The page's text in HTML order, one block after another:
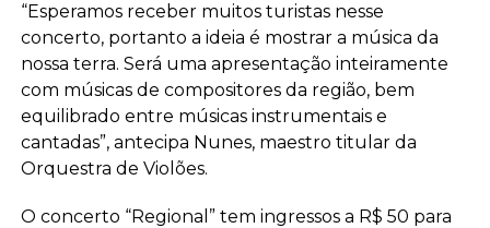
“Esperamos receber muitos turistas nesse
concerto, portanto a ideia é mostrar a música da
nossa terra. Será uma apresentação inteiramente
com músicas de compositores da região, bem
equilibrado entre músicas instrumentais e
cantadas”, antecipa Nunes, maestro titular da
Orquestra de Violões.
O concerto “Regional” tem ingressos a R$ 50 para